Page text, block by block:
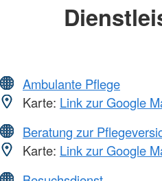
Ambulante Pflege
Karte: Link zur Google
Beratung zur
Karte: Link zur Google